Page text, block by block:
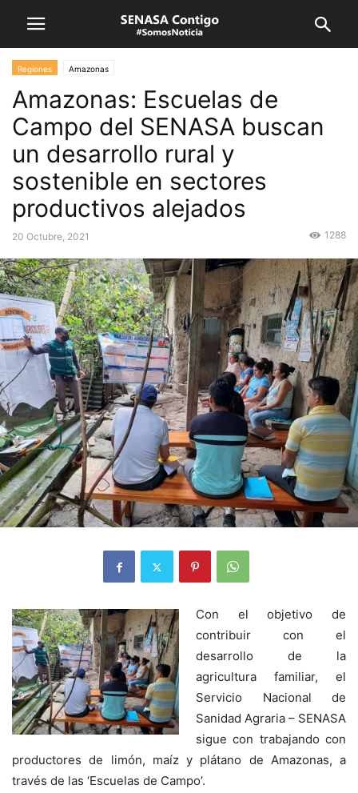
Regiones Amazonas
Amazonas: Escuelas de
Campo del SENASA buscan
un desarrollo rural y
sostenible en sectores
productivos alejados
20 Octubre, 2021 1288
Con el objetivo de
contribuir con el
desarrollo de la
agricultura familiar, el
Servicio Nacional de
Sanidad Agraria – SENASA
sigue con trabajando con
productores de limón, maíz y plátano de Amazonas, a
través de las ‘Escuelas de Campo’.